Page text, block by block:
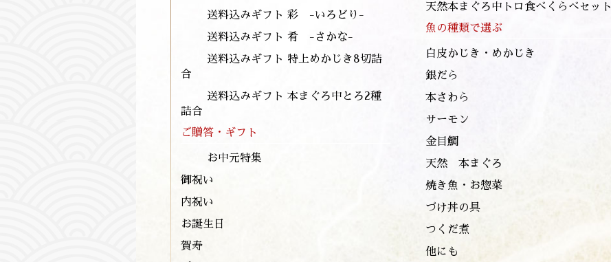
送料込みギフト 彩 -いろどり-
送料込みギフト 肴 -さかな-
送料込みギフト 特上めかじき8切詰
合
送料込みギフト 本まぐろ中とろ2種
詰合
ご贈答・ギフト
お中元特集
御祝い
内祝い
お誕生日
賀寿
天然本まぐろ中トロ食べくらべセット
魚の種類で選ぶ
白皮かじき・めかじき
銀だら
本さわら
サーモン
金目鯛
天然 本まぐろ
焼き魚・お惣菜
づけ丼の具
つくだ煮
他にも